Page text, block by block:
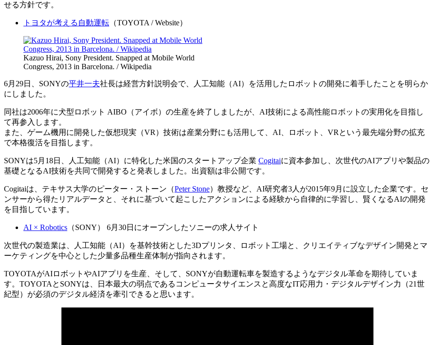
せる方針です。
トヨタが考える自動運転 （TOYOTA / Website）
Kazuo Hirai, Sony President. Snapped at Mobile World
Congress, 2013 in Barcelona. / Wikipedia
6月29日、SONYの平井一夫社長は経営方針説明会で、人工知能（AI）を活用したロボットの開発に着手したことを明らか
にしました。
同社は2006年に犬型ロボット AIBO（アイボ）の生産を終了しましたが、AI技術による高性能ロボットの実用化を目指し
て再参入します。
また、ゲーム機用に開発した仮想現実（VR）技術は産業分野にも活用して、AI、ロボット、VRという最先端分野の拡充
で本格復活を目指します。
SONYは5月18日、人工知能（AI）に特化した米国のスタートアップ企業 Cogitaiに資本参加し、次世代のAIアプリや製品の
基礎となるAI技術を共同で開発すると発表しました。出資額は非公開です。
Cogitaiは、テキサス大学のピーター・ストーン（Peter Stone）教授など、AI研究者3人が2015年9月に設立した企業です。セ
ンサーから得たリアルデータと、それに基づいて起こしたアクションによる経験から自律的に学習し、賢くなるAIの開発
を目指しています。
AI × Robotics （SONY） 6月30日にオープンしたソニーの求人サイト
次世代の製造業は、人工知能（AI）を基幹技術とした3Dプリンタ、ロボット工場と、クリエイティブなデザイン開発とマ
ーケティングを中心とした少量多品種生産体制が指向されます。
TOYOTAがAIロボットやAIアプリを生産、そして、SONYが自動運転車を製造するようなデジタル革命を期待していま
す。TOYOTAとSONYは、日本最大の弱点であるコンピュータサイエンスと高度なIT応用力・デジタルデザイン力（21世
紀型）が必須のデジタル経済を牽引できると思います。